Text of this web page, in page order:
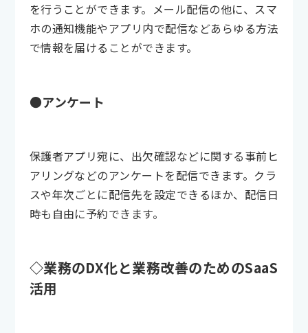
を行うことができます。メール配信の他に、スマ
ホの通知機能やアプリ内で配信などあらゆる方法
で情報を届けることができます。
●アンケート
保護者アプリ宛に、出欠確認などに関する事前ヒ
アリングなどのアンケートを配信できます。クラ
スや年次ごとに配信先を設定できるほか、配信日
時も自由に予約できます。
◇業務のDX化と業務改善のためのSaaS
活用